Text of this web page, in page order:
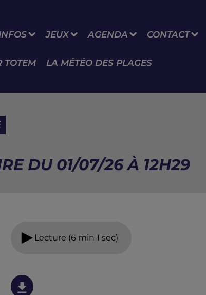
JEUX AGENDA CONTACT
TOTEM LA MÉTÉO DES PLAGES
DU 01/07/26 À 12H29
Lecture (6 min 1 sec)